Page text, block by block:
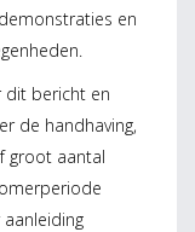
en
dit bericht en
de handhaving,
groot aantal